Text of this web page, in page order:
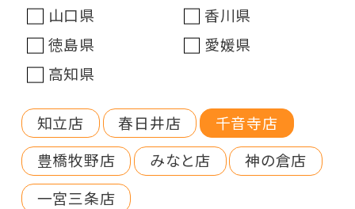
山口県
香川県
徳島県
愛媛県
高知県
知立店 春日井店
千音寺店
豊橋牧野店
みなと店
神の倉店
一宮三条店